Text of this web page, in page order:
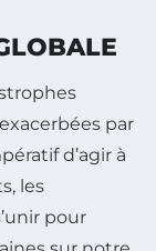
par
d’agir à
les
pour